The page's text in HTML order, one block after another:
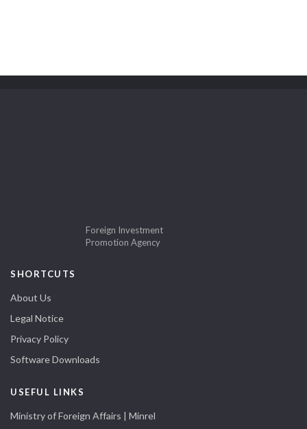
Foreign Investment
Promotion Agency
SHORTCUTS
About Us
Legal Notice
Privacy Policy
Software Downloads
USEFUL LINKS
Ministry of Foreign Affairs | Minrel